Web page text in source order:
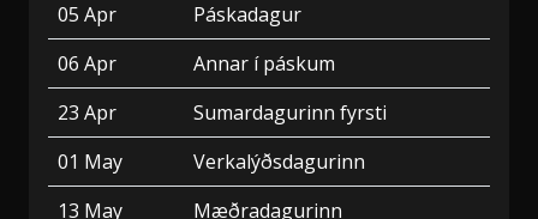
05 Apr
Páskadagur
06 Apr
Annar í páskum
23 Apr
Sumardagurinn fyrsti
01 May
Verkalýðsdagurinn
13 May
Mæðradagurinn